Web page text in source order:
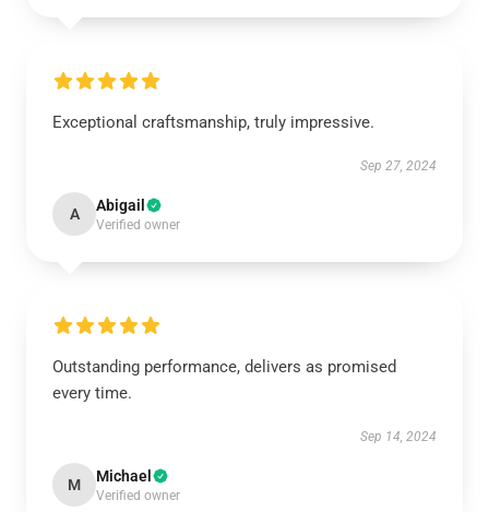
Exceptional craftsmanship, truly impressive.
Sep 27, 2024
A Abigail
Verified owner
Outstanding performance, delivers as promised
every time.
Sep 14, 2024
M Michael
Verified owner